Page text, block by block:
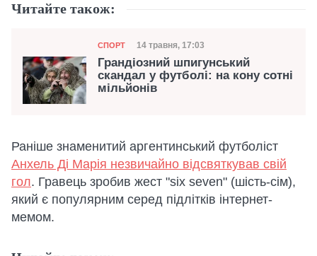
Читайте також:
Категорія
СПОРТ Дата публікації
14 травня, 17:03
Грандіозний шпигунський
скандал у футболі: на кону сотні
мільйонів
Раніше знаменитий аргентинський футболіст
Анхель Ді Марія незвичайно відсвяткував свій
гол. Гравець зробив жест "six seven" (шість-сім),
який є популярним серед підлітків інтернет-
мемом.